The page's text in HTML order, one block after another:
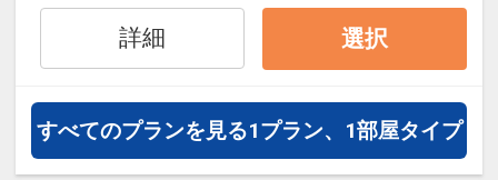
ル50%貯まります。
オプションでレンタカーや現地交
通・体験プランなどの追加（同時予
約）が可能なプランもございます。
※施設使用料として3～5歳の添い寝
詳細 選択
すべてのプランを見る1プラン、1部屋タイプ